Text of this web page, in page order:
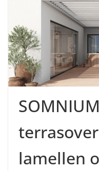
lamellen